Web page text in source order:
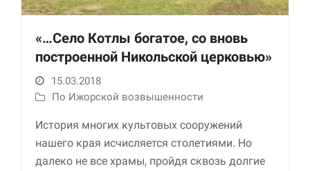
«…Село Котлы богатое, со вновь
построенной Никольской церковью»
15.03.2018
По Ижорской возвышенности
История многих культовых сооружений
нашего края исчисляется столетиями. Но
далеко не все храмы, пройдя сквозь долгие
Пользовательский
опыт
Для обеспечения
эффективной работы
время вашего
посещения, отказ от
использования этих
файлов cookie